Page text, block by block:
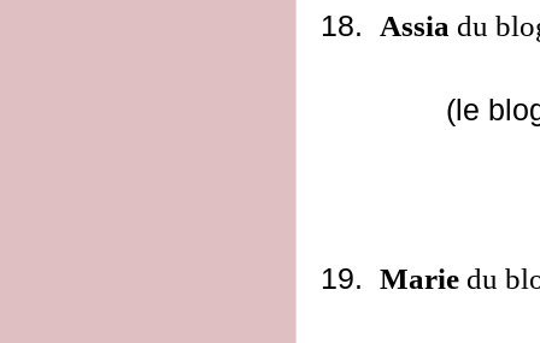
18. Assia du
(le
19. Marie du